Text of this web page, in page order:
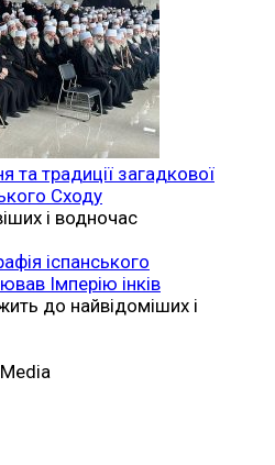
та традиції загадкової
Сходу
і водночас
іспанського
Імперію інків
до найвідоміших і